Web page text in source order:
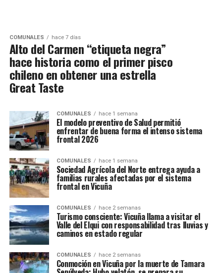
COMUNALES hace 7 días
Alto del Carmen “etiqueta negra”
hace historia como el primer pisco
chileno en obtener una estrella
Great Taste
COMUNALES hace 1 semana
El modelo preventivo de Salud permitió
enfrentar de buena forma el intenso sistema
frontal 2026
COMUNALES hace 1 semana
Sociedad Agrícola del Norte entrega ayuda a
familias rurales afectadas por el sistema
frontal en Vicuña
COMUNALES hace 2 semanas
Turismo consciente: Vicuña llama a visitar el
Valle del Elqui con responsabilidad tras lluvias y
caminos en estado regular
COMUNALES hace 2 semanas
Conmoción en Vicuña por la muerte de Tamara